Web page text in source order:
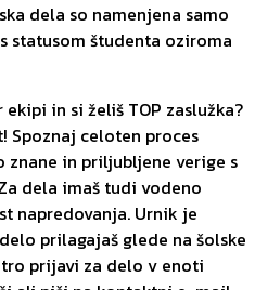
dela so namenjena samo
statusom študenta oziroma
in si želiš TOP zaslužka?
celoten proces
znane in priljubljene verige s
dela imaš tudi vodeno
napredovanja. Urnik je
prilagajaš glede na šolske
prijavi za delo v enoti